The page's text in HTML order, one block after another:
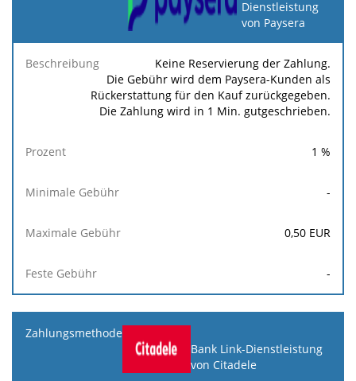
Prozent
Minimale
Maximale
Gebühr
Dienstleistung
von Paysera
Keine Reservierung der Zahlung.
Die Gebühr wird dem Paysera-Kunden als
Rückerstattung für den Kauf zurückgegeben.
Die Zahlung wird in 1 Min. gutgeschrieben.
1 %
-
0,50 EUR
-
Bank Link-Dienstleistung
von Citadele